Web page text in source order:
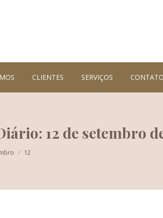
CLIENTES SERVIÇOS CONTATO
12 de setembro
12